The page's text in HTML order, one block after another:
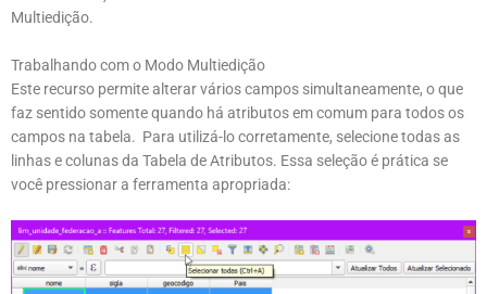
Multiedição.
Trabalhando com o Modo Multiedição
Este recurso permite alterar vários campos simultaneamente, o que
faz sentido somente quando há atributos em comum para todos os
campos na tabela. Para utilizá-lo corretamente, selecione todas as
linhas e colunas da Tabela de Atributos. Essa seleção é prática se
você pressionar a ferramenta apropriada: